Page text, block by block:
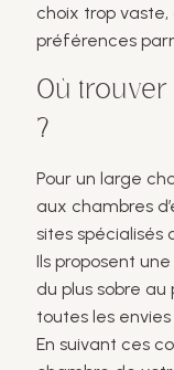
choix trop
préférences
Où
?
Pour un large
aux chambres
sites spécialisés
Ils proposent
du plus sobre au
toutes les
En suivant ces